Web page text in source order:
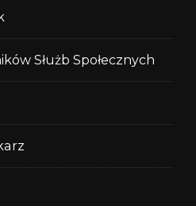
Służb Społecznych